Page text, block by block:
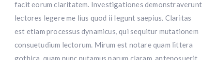
facit eorum claritatem. Investigationes demonstraverunt
lectores legere me lius quod ii legunt saepius. Claritas
est etiam processus dynamicus, qui sequitur mutationem
consuetudium lectorum. Mirum est notare quam littera